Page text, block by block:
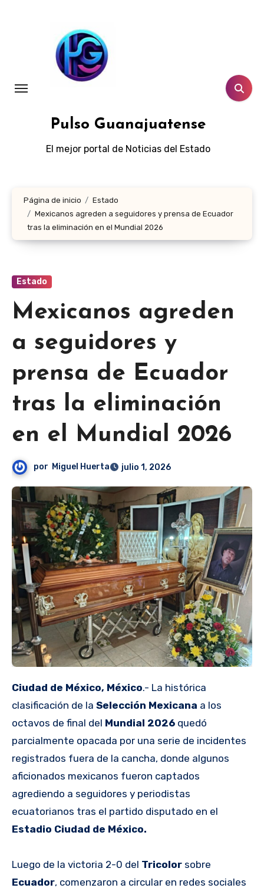
Pulso Guanajuatense
El mejor portal de Noticias del Estado
Página de inicio
Estado
Mexicanos agreden a seguidores y prensa de Ecuador
tras la eliminación en el Mundial 2026
Estado
Mexicanos agreden
a seguidores y
prensa de Ecuador
tras la eliminación
en el Mundial 2026
por Miguel Huerta julio 1, 2026
Ciudad de México, México.- La histórica
clasificación de la Selección Mexicana a los
octavos de final del Mundial 2026 quedó
parcialmente opacada por una serie de incidentes
registrados fuera de la cancha, donde algunos
aficionados mexicanos fueron captados
agrediendo a seguidores y periodistas
ecuatorianos tras el partido disputado en el
Estadio Ciudad de México.
Luego de la victoria 2-0 del Tricolor sobre
Ecuador, comenzaron a circular en redes sociales